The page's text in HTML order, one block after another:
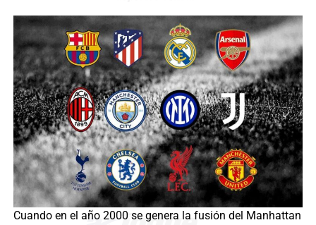
Cuando en el año 2000 se genera la fusión del Manhattan